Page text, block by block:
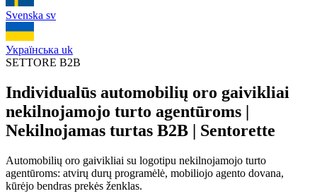
Svenska sv
Українська uk
SETTORE B2B
Individualūs automobilių oro gaivikliai
nekilnojamojo turto agentūroms |
Nekilnojamas turtas B2B | Sentorette
Automobilių oro gaivikliai su logotipu nekilnojamojo turto
agentūroms: atvirų durų programėlė, mobiliojo agento dovana,
kūrėjo bendras prekės ženklas.